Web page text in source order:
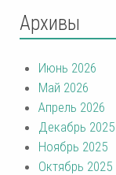
Архивы
Июнь 2026
Май 2026
Апрель 2026
Декабрь 2025
Ноябрь 2025
Октябрь 2025